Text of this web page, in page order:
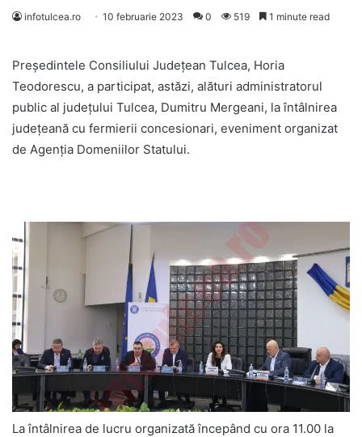
infotulcea.ro 10 februarie 2023 0 519 1 minute read
Președintele Consiliului Județean Tulcea, Horia
Teodorescu, a participat, astăzi, alături administratorul
public al județului Tulcea, Dumitru Mergeani, la întâlnirea
județeană cu fermierii concesionari, eveniment organizat
de Agenția Domeniilor Statului.
La întâlnirea de lucru organizată începând cu ora 11.00 la